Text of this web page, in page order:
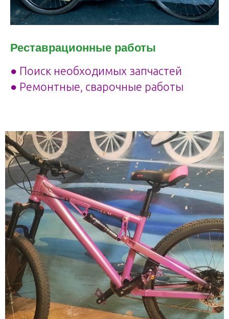
Реставрационные работы
● Поиск необходимых запчастей
● Ремонтные, сварочные работы